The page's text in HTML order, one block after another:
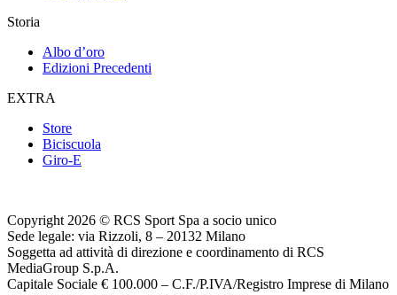
Storia
Albo d’oro
Edizioni Precedenti
EXTRA
Store
Biciscuola
Giro-E
Copyright 2026 © RCS Sport Spa a socio unico
Sede legale: via Rizzoli, 8 – 20132 Milano
Soggetta ad attività di direzione e coordinamento di RCS
MediaGroup S.p.A.
Capitale Sociale € 100.000 – C.F./P.IVA/Registro Imprese di Milano